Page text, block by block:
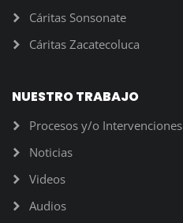
Cáritas Sonsonate
Cáritas Zacatecoluca
NUESTRO TRABAJO
Procesos y/o Intervenciones
Noticias
Videos
Audios